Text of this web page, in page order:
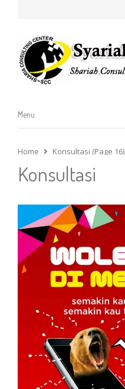
Menu
Menu
Home Konsultasi (Page 16)
Konsultasi